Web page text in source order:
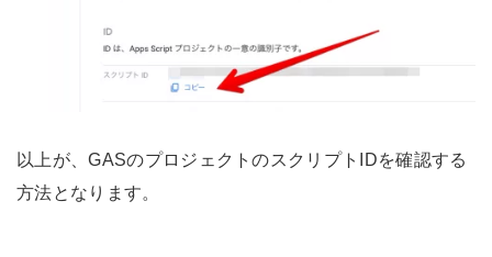
以上が、GASのプロジェクトのスクリプトIDを確認する
方法となります。